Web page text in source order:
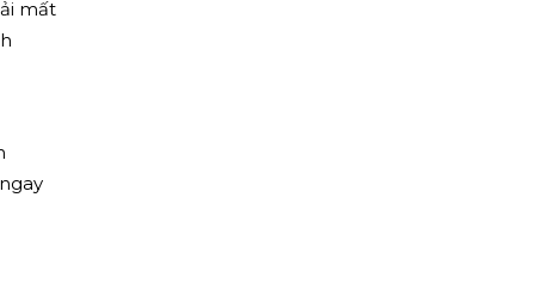
mất
ngay